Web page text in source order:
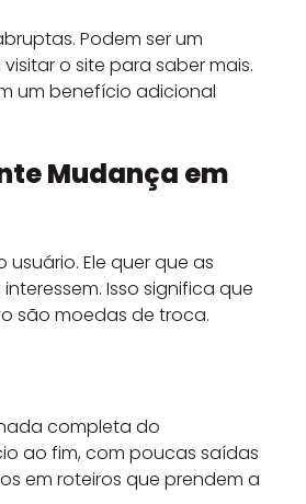
Podem ser um
o site para saber mais.
um benefício adicional
Mudança em
Ele quer que as
Isso significa que
são moedas de troca.
completa do
ao fim, com poucas saídas
em roteiros que prendem a